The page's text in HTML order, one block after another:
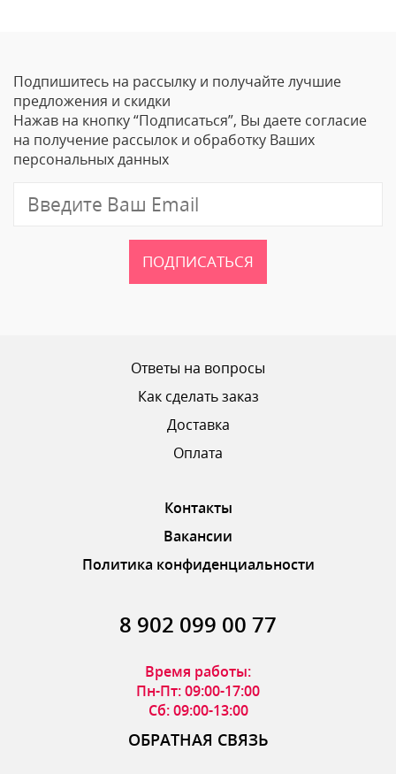
Ваше Имя
Email
ОТПРАВИТЬ ОТЗЫВ
Подпишитесь на рассылку и получайте лучшие
предложения и скидки
Нажав на кнопку “Подписаться”, Вы даете согласие
на получение рассылок и обработку Ваших
персональных данных
ПОДПИСАТЬСЯ
Ответы на вопросы
Как сделать заказ
Доставка
Оплата
Контакты
Вакансии
Политика конфиденциальности
8 902 099 00 77
Время работы:
Пн-Пт: 09:00-17:00
Сб: 09:00-13:00
ОБРАТНАЯ СВЯЗЬ